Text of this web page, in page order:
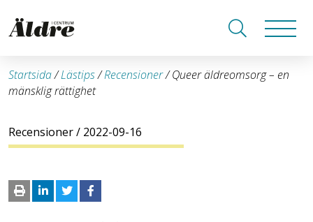
Startsida/Lästips/Recensioner/Queer äldreomsorg – en
mänsklig rättighet
Recensioner/ 2022-09-16